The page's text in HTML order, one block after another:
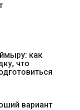
как
что
вариант